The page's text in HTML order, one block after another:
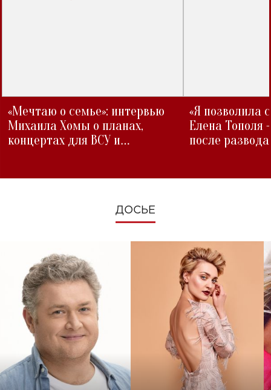
«Мечтаю о семье»: интервью
Михаила Хомы о планах,
концертах для ВСУ и
«Я позволила
Елена Тополя
после развода
ДОСЬЕ